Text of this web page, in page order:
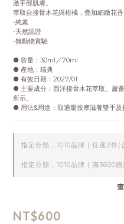
激手部肌膚。
萃取自接骨木花與柑橘，疊加細緻花
-純素
-天然認證
-無動物實驗
● 容量：30ml／70ml
● 產地：瑞典
● 有效日期：2027/01
● 主要成分：西洋接骨木花萃取、蘆
所示。
● 用法&用途：取適量按摩滋養雙手及
指定分類，1010品牌｜任選2件(
指定分類，1010品牌｜滿3600
NT$600